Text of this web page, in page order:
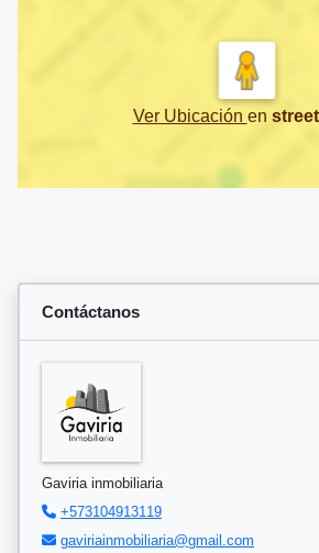
Ver Ubicación en
Contáctanos
Gaviria inmobiliaria
+573104913119
gaviriainmobiliaria@gmail.com